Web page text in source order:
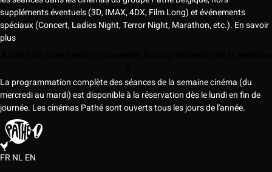
suppléments éventuels (3D, IMAX, 4DX, Film Long) et événements
spéciaux (Concert, Ladies Night, Terror Night, Marathon, etc.). En savoir
plus
La programmation complète des séances de la semaine cinéma (du
mercredi au mardi) est disponible à la réservation dès le lundi en fin de
journée. Les cinémas Pathé sont ouverts tous les jours de l'année.
FRNLEN